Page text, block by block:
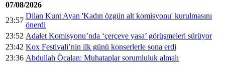
07/08/2026
23:57
Dilan Kunt Ayan 'Kadın özgün alt komisyonu' kurulmasını
önerdi
23:52 Adalet Komisyonu’nda ‘çerçeve yasa’ görüşmeleri sürüyor
23:42 Kox Festivali’nin ilk günü konserlerle sona erdi
23:36 Abdullah Öcalan: Muhataplar sorumluluk almalı